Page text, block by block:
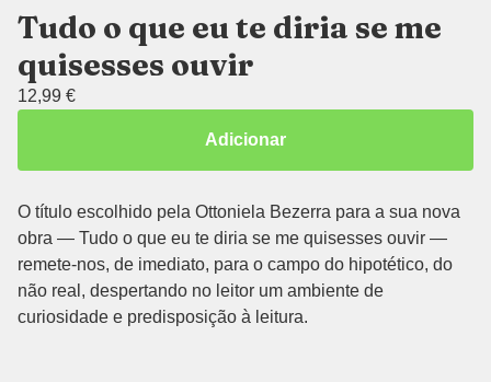
Tudo o que eu te diria se me
quisesses ouvir
12,99 €
Adicionar
O título escolhido pela Ottoniela Bezerra para a sua nova
obra — Tudo o que eu te diria se me quisesses ouvir —
remete-nos, de imediato, para o campo do hipotético, do
não real, despertando no leitor um ambiente de
curiosidade e predisposição à leitura.